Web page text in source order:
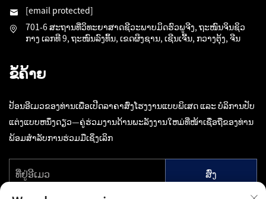
[email protected]
701-6 ສະຖານທີ່ວິທະຍາສາດຊີວະພາບມິດຮົວພູຈີງ, ຖະໜົນຈິນຊິວ
ກາງ ເລກທີ 9, ຖະໜົນລົງທິ້ນ, ເຂດຜິງຊານ, ເຊີນເຈີ້ນ, ກວາງຕຸ້ງ, ຈີນ
ຂໍ້ຄ້າຍ
ປ້ອນອີເມວຂອງທ່ານເພື່ອເປີດລາຄາສົ່ງໂຮງງານແບບພິເສດ ແລະ ບໍລິການປັບ
ແຕ່ງແບບຫນຶ່ງດຽວ—ຄູ່ຮ່ວມງານດ້ານພະລັງງານໃຫມ່ທີ່ໜ້າເຊື່ອຖືຂອງທ່ານ
ພ້ອມສຳລັບການຮ່ວມມືເຊິ່ງເລິກ
ສົ່ງ